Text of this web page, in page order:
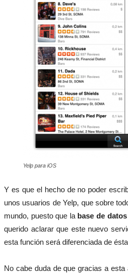
Yelp para iOS
Y es que el hecho de no poder
unos usuarios de Yelp, que sobre
mundo, puesto que la base de datos
querido aclarar que este nuevo
esta función será diferenciada de
No cabe duda de que gracias a